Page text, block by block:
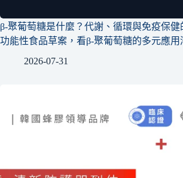
β-聚葡萄糖是什麼？代謝、循環與免疫保健
功能性食品草案，看β-聚葡萄糖的多元應用
2026-07-31